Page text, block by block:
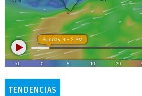
TENDENCIAS